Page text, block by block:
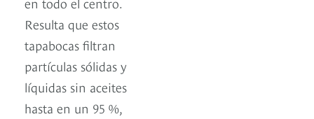
Resulta que estos
tapabocas filtran
partículas sólidas y
líquidas sin aceites
hasta en un 95 %,